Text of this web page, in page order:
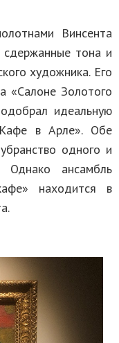
Винсента
сдержанные тона и
художника. Его
«Салоне Золотого
идеальную
в Арле». Обе
одного и
Однако ансамбль
находится в